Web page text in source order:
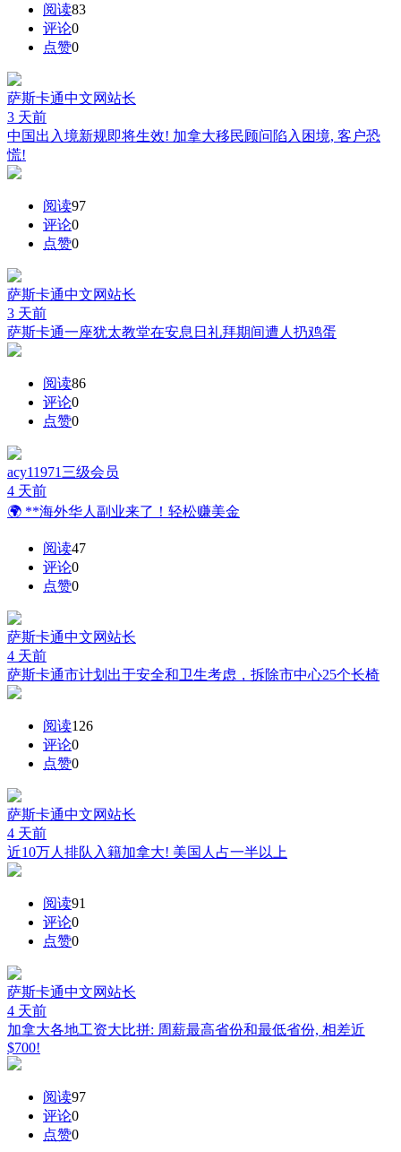
阅读83
评论0
点赞0
萨斯卡通中文网站长
3 天前
中国出入境新规即将生效! 加拿大移民顾问陷入困境, 客户恐
慌!
阅读97
评论0
点赞0
萨斯卡通中文网站长
3 天前
萨斯卡通一座犹太教堂在安息日礼拜期间遭人扔鸡蛋
阅读86
评论0
点赞0
acy11971 三级会员
4 天前
🌍 **海外华人副业来了！轻松赚美金
阅读47
评论0
点赞0
萨斯卡通中文网站长
4 天前
萨斯卡通市计划出于安全和卫生考虑，拆除市中心25个长椅
阅读126
评论0
点赞0
萨斯卡通中文网站长
4 天前
近10万人排队入籍加拿大! 美国人占一半以上
阅读91
评论0
点赞0
萨斯卡通中文网站长
4 天前
加拿大各地工资大比拼: 周薪最高省份和最低省份, 相差近
$700!
阅读97
评论0
点赞0